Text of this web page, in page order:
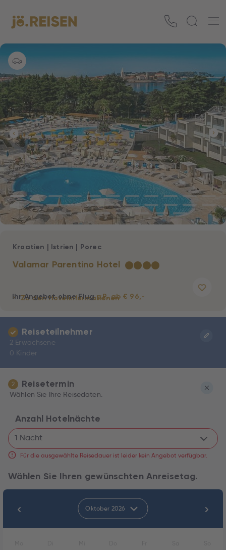
Valamar Parentino Hotel ★★★★
Kroatien | Istrien | Porec
Zu den Hotelinformationen
Ihr Angebot ohne Flugp.P. ab € 96,-
Reiseteilnehmer
2 Erwachsene
0 Kinder
2 Reisetermin
Wählen Sie Ihre Reisedaten.
Anzahl Hotelnächte
1 Nacht
Für die ausgewählte Reisedauer ist leider kein Angebot verfügbar.
Wählen Sie Ihren gewünschten Anreisetag.
Oktober 2026